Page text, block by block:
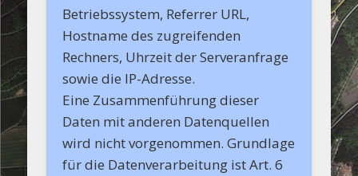
Betriebssystem, Referrer URL,
Hostname des zugreifenden
Rechners, Uhrzeit der Serveranfrage
sowie die IP-Adresse.
Eine Zusammenführung dieser
Daten mit anderen Datenquellen
wird nicht vorgenommen. Grundlage
für die Datenverarbeitung ist Art. 6